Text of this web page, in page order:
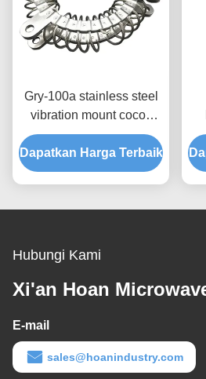
Gry-100a stainless steel
vibration mount cocok
untuk aksesoris mesin
alat
Dapatkan Harga Terbaik
Hubungi Kami
Xi'an Hoan
E-mail
sales@hoanindustry.com